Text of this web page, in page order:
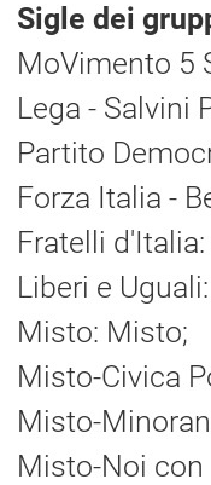
Sigle dei
MoVimento 5
Lega - Salvini
Partito
Forza Italia -
Fratelli d'Italia:
Liberi e
Misto: Misto;
Misto-Civica
Misto-
Misto-Noi con